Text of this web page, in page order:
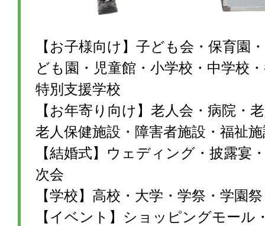
【お子様向け】子ども会・保育園
ども園・児童館・小学校・中学校
特別支援学校
【お年寄り向け】老人会・病院・
老人保健施設・障害者施設・福祉
【結婚式】ウェディング・披露宴
次会
【学校】高校・大学・学祭・学園
【イベント】ショッピングモール